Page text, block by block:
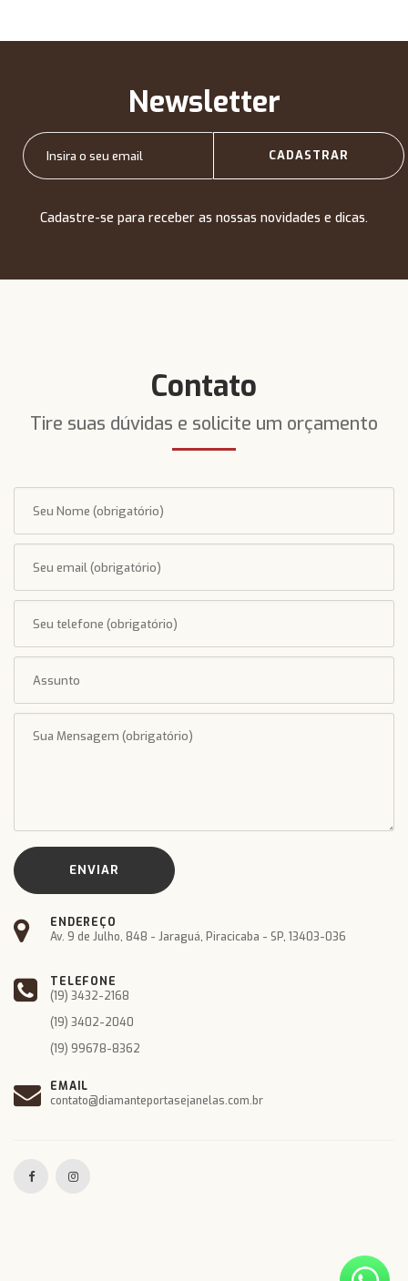
Newsletter
Cadastre-se para receber as nossas novidades e dicas.
Contato
Tire suas dúvidas e solicite um orçamento
ENDEREÇO
Av. 9 de Julho, 848 - Jaraguá, Piracicaba - SP, 13403-036
TELEFONE
(19) 3432-2168
(19) 3402-2040
(19) 99678-8362
EMAIL
contato@diamanteportasejanelas.com.br